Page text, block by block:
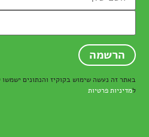
באתר זה נעשה שימוש בקוקיז והנתונים
למדיניות פרטיות